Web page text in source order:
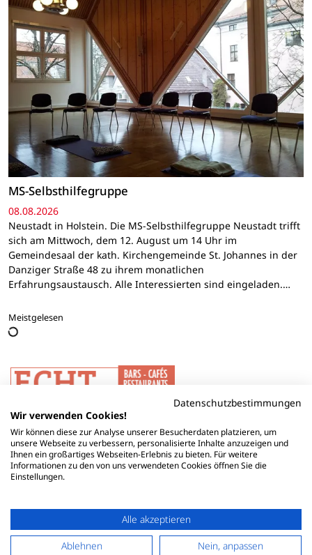
MS-Selbsthilfegruppe
08.08.2026
Neustadt in Holstein. Die MS-Selbsthilfegruppe Neustadt trifft
sich am Mittwoch, dem 12. August um 14 Uhr im
Gemeindesaal der kath. Kirchengemeinde St. Johannes in der
Danziger Straße 48 zu ihrem monatlichen
Erfahrungsaustausch. Alle Interessierten sind eingeladen.…
Meistgelesen
Datenschutzbestimmungen
Wir verwenden Cookies!
Wir können diese zur Analyse unserer Besucherdaten platzieren, um
unsere Webseite zu verbessern, personalisierte Inhalte anzuzeigen und
Ihnen ein großartiges Webseiten-Erlebnis zu bieten. Für weitere
Informationen zu den von uns verwendeten Cookies öffnen Sie die
Einstellungen.
Alle akzeptieren
Ablehnen
Nein, anpassen